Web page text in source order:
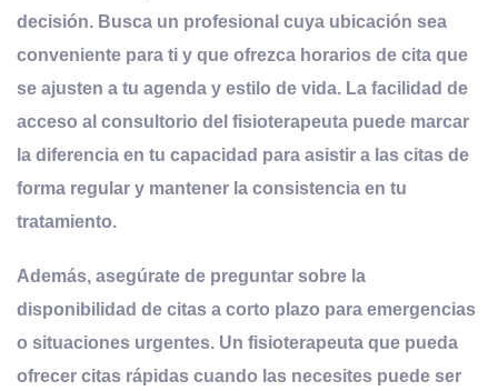
decisión. Busca un profesional cuya ubicación sea
conveniente para ti y que ofrezca horarios de cita que
se ajusten a tu agenda y estilo de vida. La facilidad de
acceso al consultorio del fisioterapeuta puede marcar
la diferencia en tu capacidad para asistir a las citas de
forma regular y mantener la consistencia en tu
tratamiento.
Además, asegúrate de preguntar sobre la
disponibilidad de citas a corto plazo para emergencias
o situaciones urgentes. Un fisioterapeuta que pueda
ofrecer citas rápidas cuando las necesites puede ser